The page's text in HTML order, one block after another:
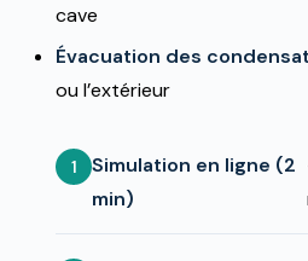
cave
Évacuation des
ou l’extérieur
Simulation en ligne (2
min)